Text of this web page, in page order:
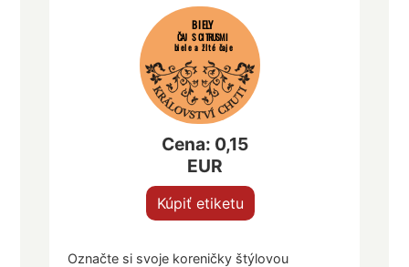
BIELY
ČAJ S CITRUSMI
biele a žlté čaje
Cena: 0,15
EUR
Kúpiť etiketu
Označte si svoje koreničky štýlovou